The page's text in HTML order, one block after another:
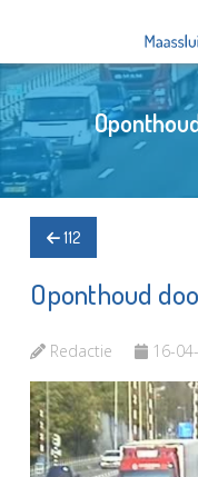
112
Oponthoud
Redactie 16-